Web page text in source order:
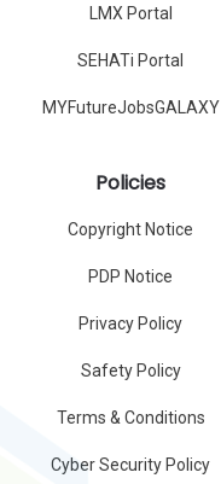
LMX Portal
SEHATi Portal
MYFutureJobsGALAXY
Policies
Copyright Notice
PDP Notice
Privacy Policy
Safety Policy
Terms & Conditions
Cyber Security Policy